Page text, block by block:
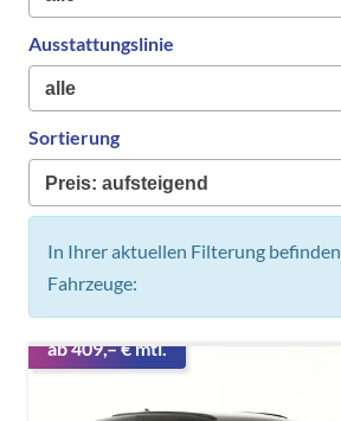
Ausstattungslinie
Sortierung
In Ihrer aktuellen Filterung
Fahrzeuge:
ab 409,– € mtl.